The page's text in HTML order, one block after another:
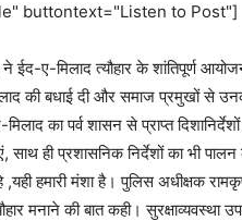
buttontext="Listen to Post"]
ए-मिलाद त्यौहार के शांतिपूर्ण
की बधाई दी और समाज प्रमुखों से
का पर्व शासन से प्राप्त
ही प्रशासनिक निर्देशों का भी
,यही हमारी मंशा है। पुलिस अधीक्षक
मनाने की बात कही।